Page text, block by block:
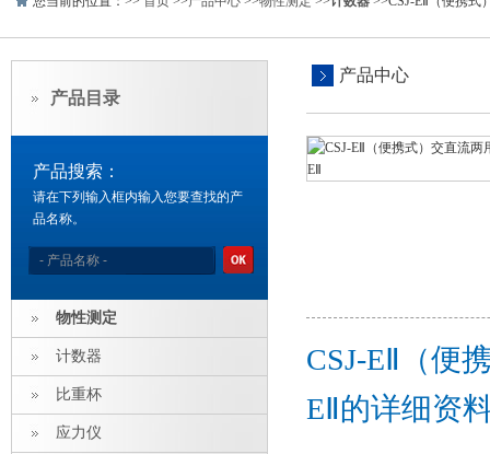
产品目录
产品搜索：
请在下列输入框内输入您要查找的产
品名称。
物性测定
计数器
比重杯
应力仪
产品中心
CSJ-EⅡ（便
EⅡ的详细资